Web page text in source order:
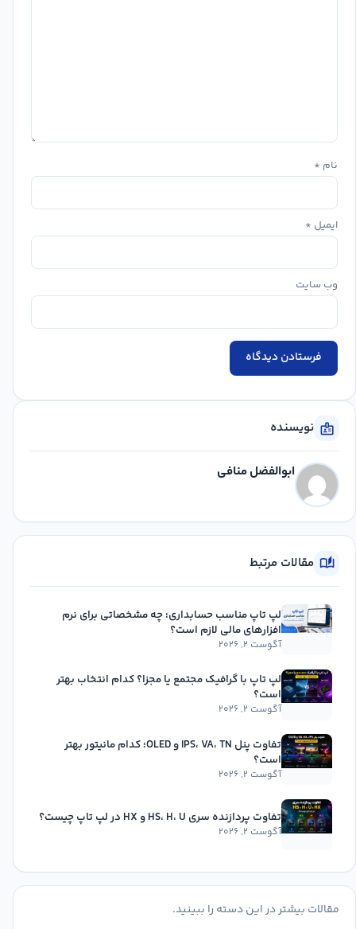
نام *
ایمیل *
وب‌ سایت
badge نویسنده
ابوالفضل منافی
auto_stories مقالات مرتبط
لپ تاپ مناسب حسابداری؛ چه مشخصاتی برای نرم
افزارهای مالی لازم است؟
آگوست ۲, ۲۰۲۶
لپ تاپ با گرافیک مجتمع یا مجزا؟ کدام انتخاب بهتر
است؟
آگوست ۲, ۲۰۲۶
تفاوت پنل IPS، VA، TN و OLED؛ کدام مانیتور بهتر
است؟
آگوست ۲, ۲۰۲۶
تفاوت پردازنده سری HS، H، U و HX در لپ تاپ چیست؟
آگوست ۲, ۲۰۲۶
مقالات بیشتر در این دسته را ببینید.